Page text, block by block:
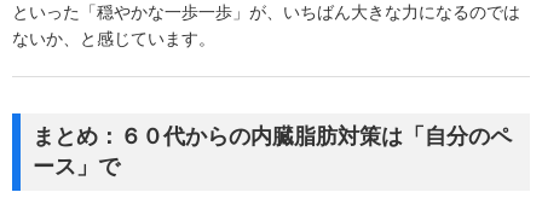
といった「穏やかな一歩一歩」が、いちばん大きな力になるのでは
ないか、と感じています。
まとめ：６０代からの内臓脂肪対策は「自分のペ
ース」で